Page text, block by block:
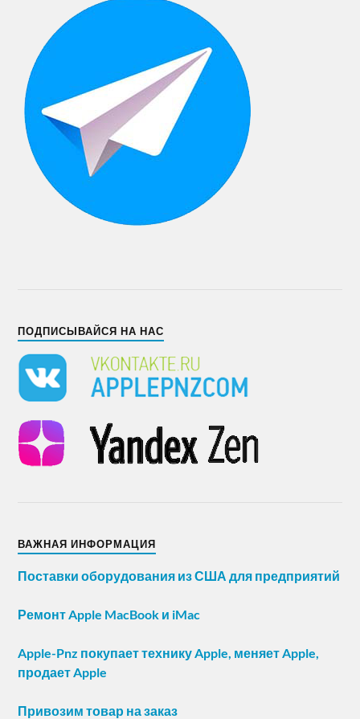
ПОДПИСЫВАЙСЯ НА НАС
ВАЖНАЯ ИНФОРМАЦИЯ
Поставки оборудования из США для предприятий
Ремонт Apple MacBook и iMac
Apple-Pnz покупает технику Apple, меняет Apple,
продает Apple
Привозим товар на заказ